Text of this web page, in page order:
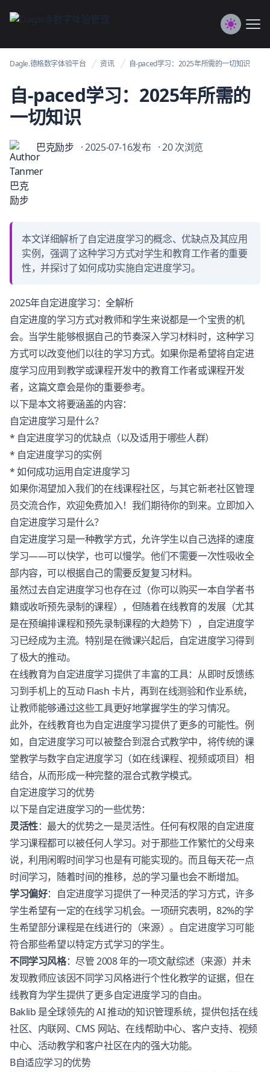
Dagle@数字体验管理
Switch
Dagle.德格数字体验平台 资讯 自-paced学习：2025年所需的一切知识
自-paced学习：2025年所需的
一切知识
巴克励步 · 2025-07-16发布 · 20 次浏览
本文详细解析了自定进度学习的概念、优缺点及其应用
实例，强调了这种学习方式对学生和教育工作者的重要
性，并探讨了如何成功实施自定进度学习。
2025年自定进度学习：全解析
自定进度的学习方式对教师和学生来说都是一个宝贵的机
会。当学生能够根据自己的节奏深入学习材料时，这种学习
方式可以改变他们以往的学习方式。如果你是希望将自定进
度学习应用到教学或课程开发中的教育工作者或课程开发
者，这篇文章会是你的重要参考。
以下是本文将要涵盖的内容：
自定进度学习是什么？
* 自定进度学习的优缺点（以及适用于哪些人群）
* 自定进度学习的实例
* 如何成功运用自定进度学习
如果你渴望加入我们的在线课程社区，与其它新老社区管理
员交流合作，欢迎免费加入！我们期待你的到来。 立即加入
自定进度学习是什么？
自定进度学习是一种教学方式，允许学生以自己选择的速度
学习——可以快学，也可以慢学。他们不需要一次性吸收全
部内容，可以根据自己的需要反复复习材料。
虽然过去自定进度学习也存在过（你可以购买一本自学者书
籍或收听预先录制的课程），但随着在线教育的发展（尤其
是在预编排课程和预先录制课程的大趋势下），自定进度学
习已经成为主流。特别是在微课兴起后，自定进度学习得到
了极大的推动。
在线教育为自定进度学习提供了丰富的工具：从即时反馈练
习到手机上的互动 Flash 卡片，再到在线测验和作业系统，
让教师能够通过这些工具更好地掌握学生的学习情况。
此外，在线教育也为自定进度学习提供了更多的可能性。例
如，自定进度学习可以被整合到混合式教学中，将传统的课
堂教学与数字自定进度学习（如在线课程、视频或项目）相
结合，从而形成一种完整的混合式教学模式。
自定进度学习的优势
以下是自定进度学习的一些优势：
灵活性：最大的优势之一是灵活性。任何有权限的自定进度
学习课程都可以被任何人学习。对于那些工作繁忙的父母来
说，利用闲暇时间学习也是有可能实现的。而且每天花一点
时间学习，随着时间的推移，总的学习量也会不断增加。
学习偏好：自定进度学习提供了一种灵活的学习方式，许多
学生希望有一定的在线学习机会。一项研究表明，82%的学
生希望部分课程是在线进行的（来源）。自定进度学习可能
符合那些希望以特定方式学习的学生。
不同学习风格：尽管 2008 年的一项文献综述（来源）并未
发现教师应该因不同学习风格进行个性化教学的证据，但在
线教育为学生提供了更多自定进度学习的自由。
Baklib 是全球领先的 AI 推动的知识管理系统，提供包括在线
社区、内联网、CMS 网站、在线帮助中心、客户支持、视频
中心、活动教学和客户社区在内的强大功能。
B自适应学习的优势